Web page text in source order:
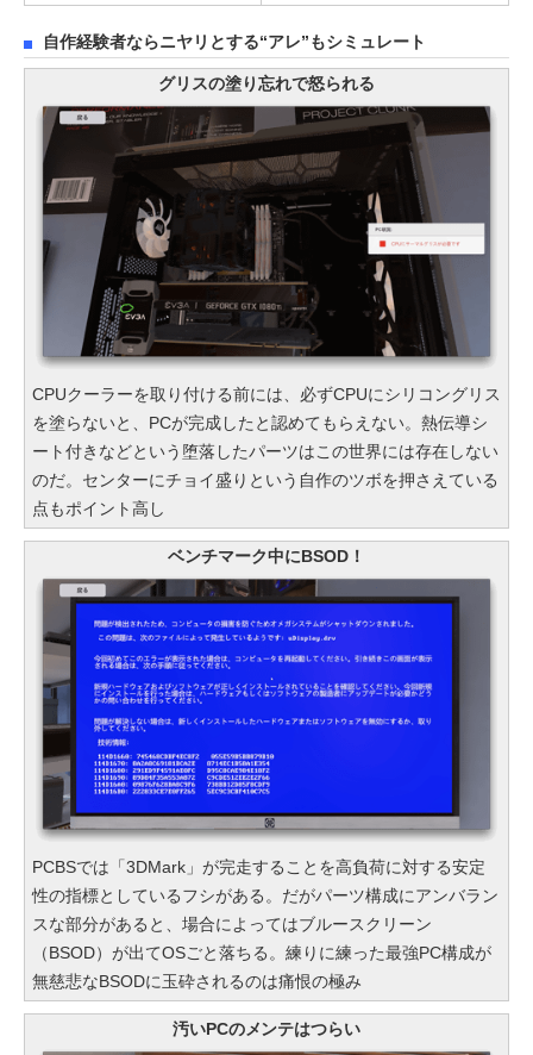
自作経験者ならニヤリとする“アレ”もシミュレート
グリスの塗り忘れで怒られる
CPUクーラーを取り付ける前には、必ずCPUにシリコングリス
を塗らないと、PCが完成したと認めてもらえない。熱伝導シ
ート付きなどという堕落したパーツはこの世界には存在しない
のだ。センターにチョイ盛りという自作のツボを押さえている
点もポイント高し
ベンチマーク中にBSOD！
PCBSでは「3DMark」が完走することを高負荷に対する安定
性の指標としているフシがある。だがパーツ構成にアンバラン
スな部分があると、場合によってはブルースクリーン
（BSOD）が出てOSごと落ちる。練りに練った最強PC構成が
無慈悲なBSODに玉砕されるのは痛恨の極み
汚いPCのメンテはつらい